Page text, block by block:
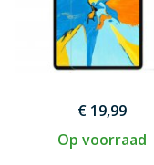
€ 19,99
Op voorraad